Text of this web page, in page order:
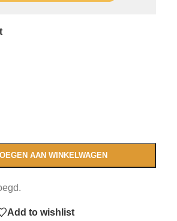
AAN WINKELWAGEN
Add to wishlist